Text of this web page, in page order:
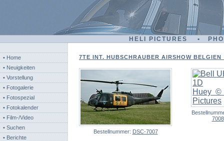
HELI PICTURES •
• Home
• Neuigkeiten
• Vorstellung
• Fotogalerie
• Fotospezial
• Fotokalender
• Film-/Video
• Suchen
• Berichte
7TE INT. HUBSCHRAUBER AIRSHOW
Bestellnummer: DSC-7007
7008